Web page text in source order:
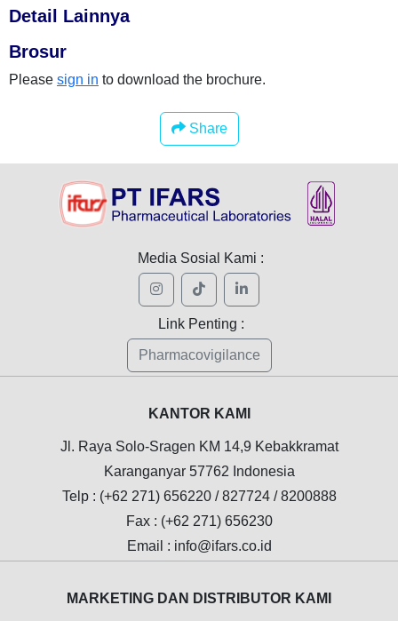
Detail Lainnya
Brosur
Please sign in to download the brochure.
Share
Media Sosial Kami :
Link Penting :
Pharmacovigilance
KANTOR KAMI
Jl. Raya Solo-Sragen KM 14,9 Kebakkramat
Karanganyar 57762 Indonesia
Telp : (+62 271) 656220 / 827724 / 8200888
Fax : (+62 271) 656230
Email : info@ifars.co.id
MARKETING DAN DISTRIBUTOR KAMI